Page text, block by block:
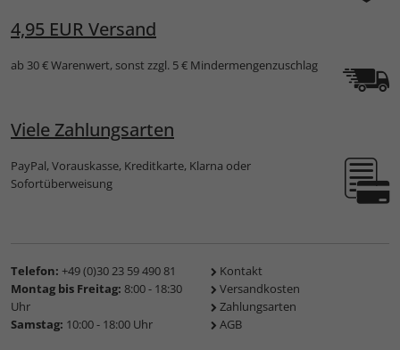
4,95 EUR Versand
ab 30 € Warenwert, sonst zzgl. 5 € Mindermengenzuschlag
Viele Zahlungsarten
PayPal, Vorauskasse, Kreditkarte, Klarna oder
Sofortüberweisung
Telefon: +49 (0)30 23 59 490 81
Montag bis Freitag: 8:00 - 18:30
Uhr
Samstag: 10:00 - 18:00 Uhr
Kontakt
Versandkosten
Zahlungsarten
AGB